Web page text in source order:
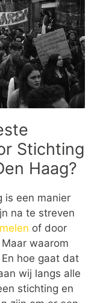
Stichting
Haag?
is een manier
na te streven
of door
waarom
hoe gaat dat
wij langs alle
stichting en